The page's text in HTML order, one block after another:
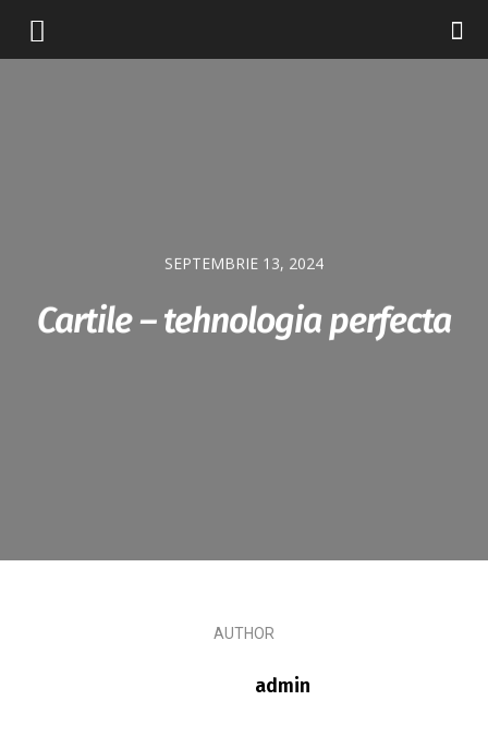
SEPTEMBRIE 13, 2024
Cartile – tehnologia perfecta
AUTHOR
admin